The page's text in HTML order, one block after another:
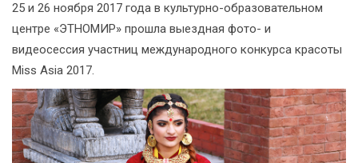
25 и 26 ноября 2017 года в культурно-образовательном
центре «ЭТНОМИР» прошла выездная фото- и
видеосессия участниц международного конкурса красоты
Miss Asia 2017.